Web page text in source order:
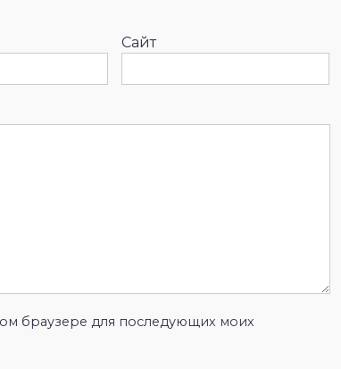
Сайт
браузере для последующих моих